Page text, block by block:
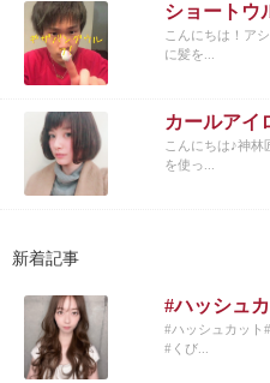
ショートウ
こんにちは！ア
に髪を...
こんにちは♪神林
を使っ...
新着記事
#ハッシュカット
#くび...